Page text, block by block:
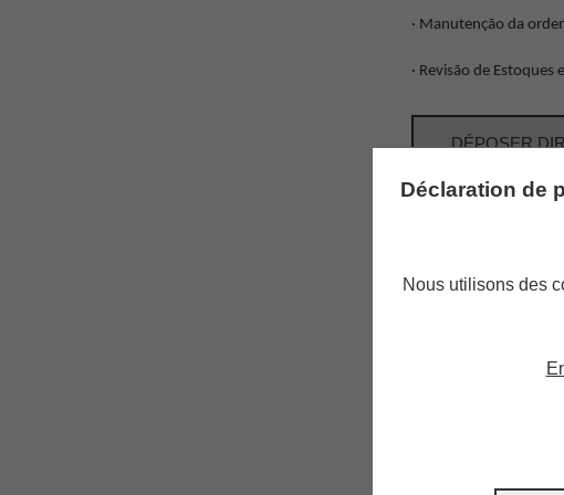
· Manutenção da
· Revisão de
DÉPOSER
Alors partagez
Déclaration de
Nous utilisons des